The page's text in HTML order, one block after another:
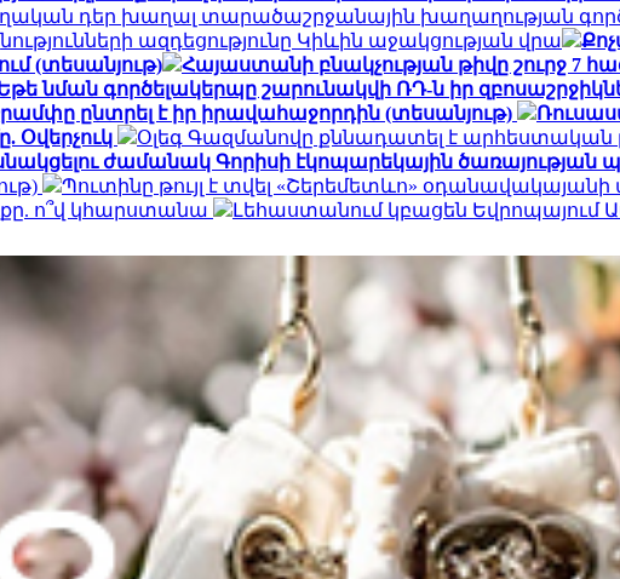
դեր խաղալ տարածաշրջանային խաղաղության
ազդեցությունը Կիևին աջակցության վրա
(տեսանյութ)
Հայաստանի բնակչության թիվը շուրջ 7
նման գործելակերպը շարունակվի ՌԴ-ն իր
ընտրել է իր իրավահաջորդին (տեսանյութ)
Օվերչուկ
Օլեգ Գազմանովը քննադատել է արհեստական
ժամանակ Գորիսի էկոպարեկային ծառայության
Պուտինը թույլ է տվել «Շերեմետևո»
ո՞վ կհարստանա
Լեհաստանում կբացեն